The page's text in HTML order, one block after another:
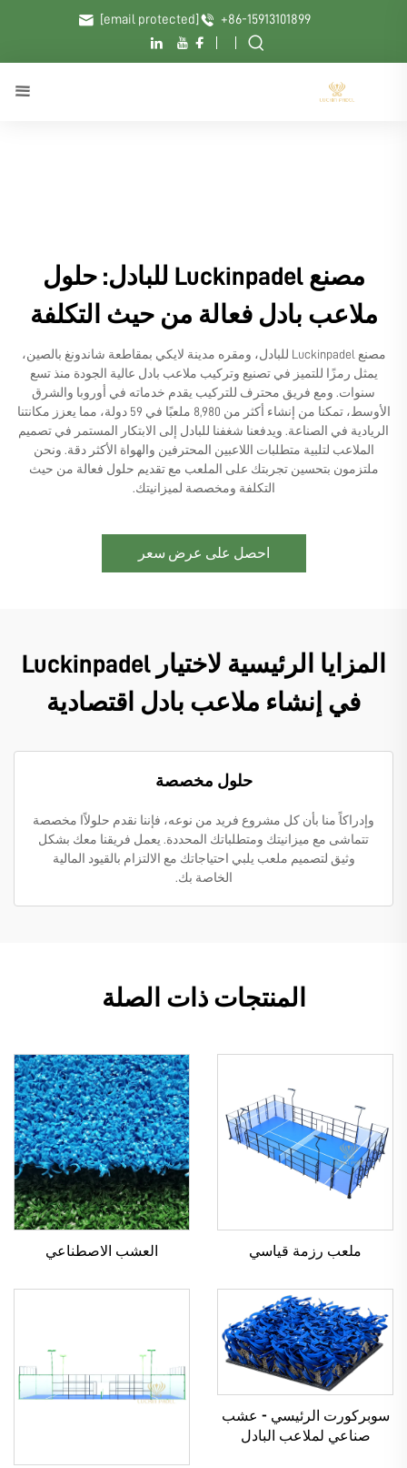
+86-15913101899
[email protected]
مصنع Luckinpadel للبادل: حلول
ملاعب بادل فعالة من حيث التكلفة
مصنع Luckinpadel للبادل، ومقره مدينة لايكي بمقاطعة شاندونغ بالصين،
يمثل رمزًا للتميز في تصنيع وتركيب ملاعب بادل عالية الجودة منذ تسع
سنوات. ومع فريق محترف للتركيب يقدم خدماته في أوروبا والشرق
الأوسط، تمكنا من إنشاء أكثر من 8,980 ملعبًا في 59 دولة، مما يعزز مكانتنا
الريادية في الصناعة. ويدفعنا شغفنا للبادل إلى الابتكار المستمر في تصميم
الملاعب لتلبية متطلبات اللاعبين المحترفين والهواة الأكثر دقة. ونحن
ملتزمون بتحسين تجربتك على الملعب مع تقديم حلول فعالة من حيث
التكلفة ومخصصة لميزانيتك.
احصل على عرض سعر
المزايا الرئيسية لاختيار Luckinpadel
في إنشاء ملاعب بادل اقتصادية
حلول مخصصة
وإدراكاً منا بأن كل مشروع فريد من نوعه، فإننا نقدم حلولاًا مخصصة
تتماشى مع ميزانيتك ومتطلباتك المحددة. يعمل فريقنا معك بشكل
وثيق لتصميم ملعب يلبي احتياجاتك مع الالتزام بالقيود المالية
الخاصة بك.
المنتجات ذات الصلة
ملعب رزمة قياسي العشب الاصطناعي
سوبركورت الرئيسي - عشب
صناعي لملاعب البادل